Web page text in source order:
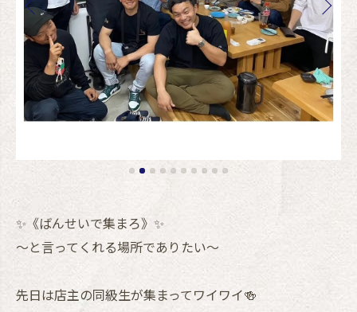
✨《ばんせいで集まろ》✨
〜と言ってくれる場所でありたい〜
先日は店主の同級生が集まってワイワイ🍻